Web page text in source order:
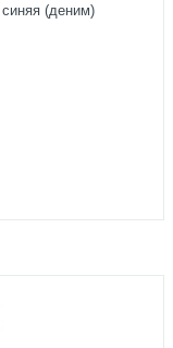
(деним)